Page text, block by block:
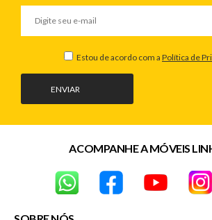
ENVIAR
Estou de acordo com a Política de
ACOMPANHE A MÓVEIS